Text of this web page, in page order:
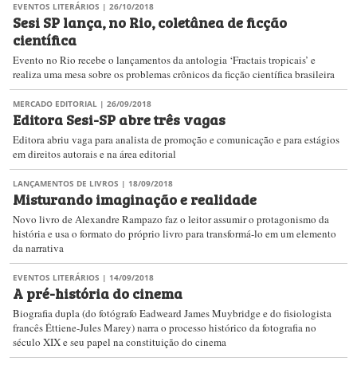
EVENTOS LITERÁRIOS | 26/10/2018
Sesi SP lança, no Rio, coletânea de ficção
científica
Evento no Rio recebe o lançamentos da antologia ‘Fractais tropicais’ e
realiza uma mesa sobre os problemas crônicos da ficção científica brasileira
MERCADO EDITORIAL | 26/09/2018
Editora Sesi-SP abre três vagas
Editora abriu vaga para analista de promoção e comunicação e para estágios
em direitos autorais e na área editorial
LANÇAMENTOS DE LIVROS | 18/09/2018
Misturando imaginação e realidade
Novo livro de Alexandre Rampazo faz o leitor assumir o protagonismo da
história e usa o formato do próprio livro para transformá-lo em um elemento
da narrativa
EVENTOS LITERÁRIOS | 14/09/2018
A pré-história do cinema
Biografia dupla (do fotógrafo Eadweard James Muybridge e do fisiologista
francês Éttiene-Jules Marey) narra o processo histórico da fotografia no
século XIX e seu papel na constituição do cinema